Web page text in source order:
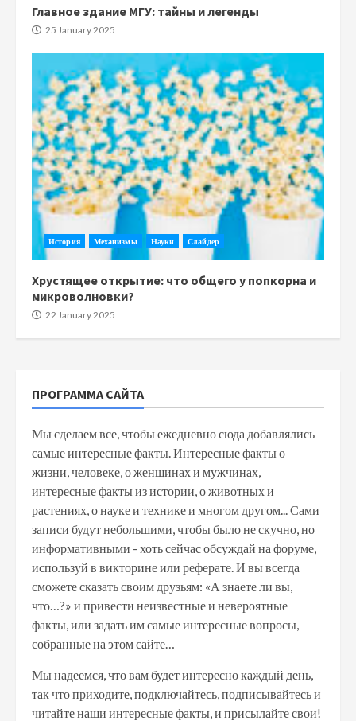
Главное здание МГУ: тайны и легенды
25 January 2025
История Механизмы Науки Слайдер
Хрустящее открытие: что общего у попкорна и
микроволновки?
22 January 2025
ПРОГРАММА САЙТА
Мы сделаем все, чтобы ежедневно сюда добавлялись
самые интересные факты. Интересные факты о
жизни, человеке, о женщинах и мужчинах,
интересные факты из истории, о животных и
растениях, о науке и технике и многом другом... Сами
записи будут небольшими, чтобы было не скучно, но
информативными - хоть сейчас обсуждай на форуме,
используй в викторине или реферате. И вы всегда
сможете сказать своим друзьям: «А знаете ли вы,
что…?» и привести неизвестные и невероятные
факты, или задать им самые интересные вопросы,
собранные на этом сайте…
Мы надеемся, что вам будет интересно каждый день,
так что приходите, подключайтесь, подписывайтесь и
читайте наши интересные факты, и присылайте свои!